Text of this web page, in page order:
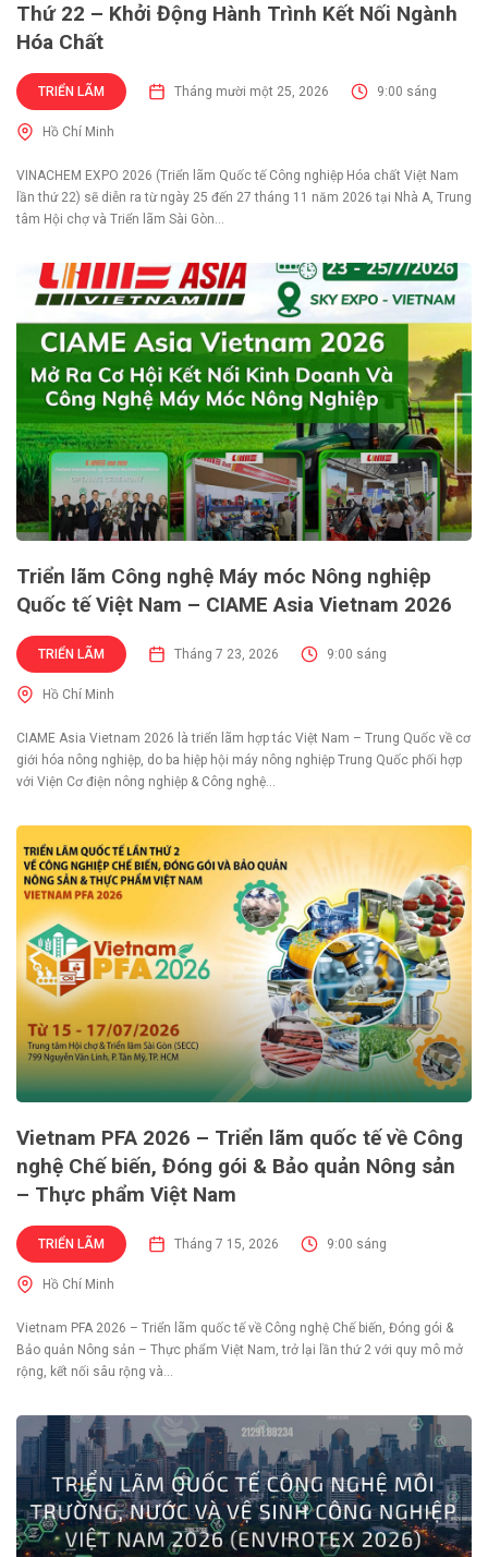
Thứ 22 – Khởi Động Hành Trình Kết Nối Ngành
Hóa Chất
TRIỂN LÃM Tháng mười một 25, 2026 9:00 sáng
Hồ Chí Minh
VINACHEM EXPO 2026 (Triển lãm Quốc tế Công nghiệp Hóa chất Việt Nam
lần thứ 22) sẽ diễn ra từ ngày 25 đến 27 tháng 11 năm 2026 tại Nhà A, Trung
tâm Hội chợ và Triển lãm Sài Gòn...
Triển lãm Công nghệ Máy móc Nông nghiệp
Quốc tế Việt Nam – CIAME Asia Vietnam 2026
TRIỂN LÃM Tháng 7 23, 2026 9:00 sáng
Hồ Chí Minh
CIAME Asia Vietnam 2026 là triển lãm hợp tác Việt Nam – Trung Quốc về cơ
giới hóa nông nghiệp, do ba hiệp hội máy nông nghiệp Trung Quốc phối hợp
với Viện Cơ điện nông nghiệp & Công nghệ...
Vietnam PFA 2026 – Triển lãm quốc tế về Công
nghệ Chế biến, Đóng gói & Bảo quản Nông sản
– Thực phẩm Việt Nam
TRIỂN LÃM Tháng 7 15, 2026 9:00 sáng
Hồ Chí Minh
Vietnam PFA 2026 – Triển lãm quốc tế về Công nghệ Chế biến, Đóng gói &
Bảo quản Nông sản – Thực phẩm Việt Nam, trở lại lần thứ 2 với quy mô mở
rộng, kết nối sâu rộng và...